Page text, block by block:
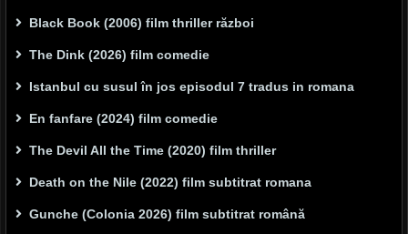
Black Book (2006) film thriller război
The Dink (2026) film comedie
Istanbul cu susul în jos episodul 7 tradus in romana
En fanfare (2024) film comedie
The Devil All the Time (2020) film thriller
Death on the Nile (2022) film subtitrat romana
Gunche (Colonia 2026) film subtitrat română